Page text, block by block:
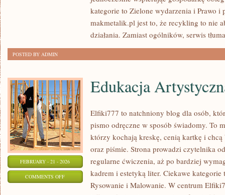
kategorie to Zielone wydarzenia i Prawo i
makmetalik.pl jest to, że recykling to nie
działania. Zamiast ogólników, serwis
POSTED BY ADMIN
FEBRUARY - 21 - 2026
COMMENTS OFFON
Edukacja
Elfiki777 to natchniony blog dla osób,
pismo odręczne w sposób świadomy. To
którzy kochają kreskę, cenią kartkę i
oraz piśmie. Strona prowadzi czytelnika
regularne ćwiczenia, aż po bardziej
kadrem i estetyką liter. Ciekawe
Rysowanie i Malowanie. W centrum